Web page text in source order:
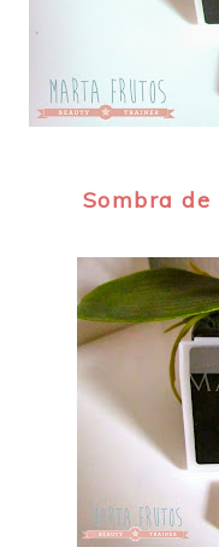
Sombra de